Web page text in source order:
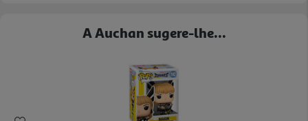
A Auchan sugere-lhe...